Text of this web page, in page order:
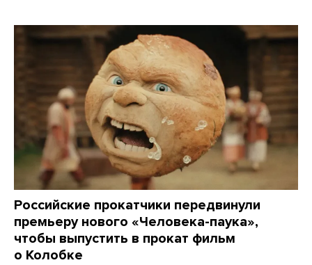
Российские прокатчики передвинули
премьеру нового «Человека-паука»,
чтобы выпустить в прокат фильм
о Колобке